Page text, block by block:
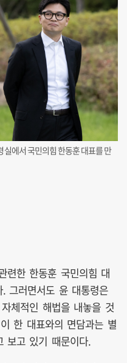
에서 국민의힘 한동훈 대표를 만
련한 한동훈 국민의힘 대
그러면서도 윤 대통령은
체적인 해법을 내놓을 것
한 대표와의 면담과는 별
보고 있기 때문이다.